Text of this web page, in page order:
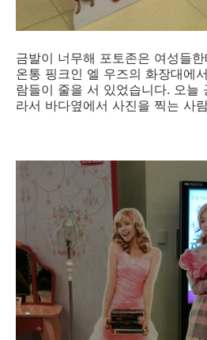
금발이 너무해 포토존은 여성들
온통 핑크인 엘 우즈의 화장대에
람들이 줄을 서 있었습니다. 오늘
라서 바다옆에서 사진을 찍는 사